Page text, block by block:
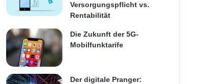
Versorgungspflicht vs.
Rentabilität
Die Zukunft der 5G-
Mobilfunktarife
Der digitale Pranger: